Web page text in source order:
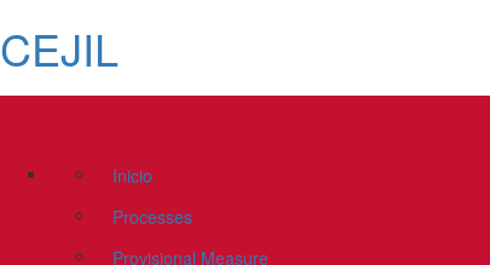
CEJIL
Inicio
Processes
Provisional Measure